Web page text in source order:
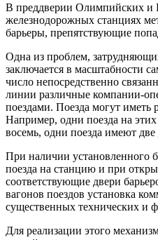
В преддверии Олимпийских и
железнодорожных станциях
барьеры, препятствующие
Одна из проблем,
заключается в масштабности
число непосредственно
линии различные компании-
поездами. Поезда могут иметь
Например, одни поезда на
восемь, одни поезда имеют
При наличии установленного
поезда на станцию и при
соответствующие двери
вагонов поездов установка
существенных технических и
Для реализации этого